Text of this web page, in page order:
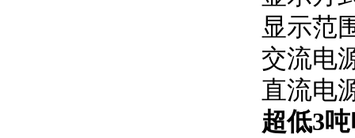
显示范
交流电
直流电
超低3